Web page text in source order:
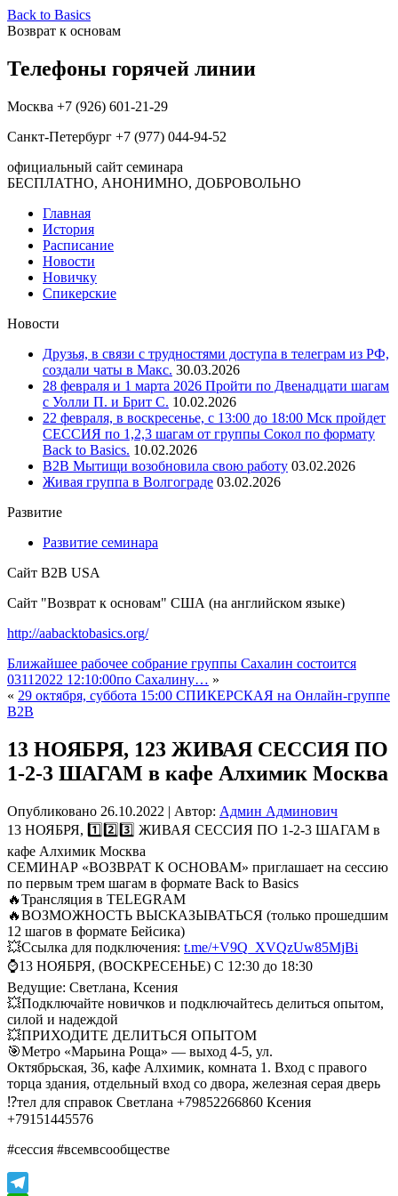
Back to Basics
Возврат к основам
Телефоны горячей линии
Москва +7 (926) 601-21-29
Санкт-Петербург +7 (977) 044-94-52
официальный сайт семинара
БЕСПЛАТНО, АНОНИМНО, ДОБРОВОЛЬНО
Главная
История
Расписание
Новости
Новичку
Спикерские
Новости
Друзья, в связи с трудностями доступа в телеграм из РФ,
создали чаты в Макс. 30.03.2026
28 февраля и 1 марта 2026 Пройти по Двенадцати шагам
с Уолли П. и Брит С. 10.02.2026
22 февраля, в воскресенье, с 13:00 до 18:00 Мск пройдет
СЕССИЯ по 1,2,3 шагам от группы Сокол по формату
Back to Basics. 10.02.2026
В2В Мытищи возобновила свою работу 03.02.2026
Живая группа в Волгограде 03.02.2026
Развитие
Развитие семинара
Сайт B2B USA
Сайт "Возврат к основам" США (на английском языке)
http://aabacktobasics.org/
Ближайшее рабочее собрание группы Сахалин состоится
03112022 12:10:00по Сахалину… »
« 29 октября, суббота 15:00 СПИКЕРСКАЯ на Онлайн-группе
В2В
13 НОЯБРЯ, 123 ЖИВАЯ СЕССИЯ ПО
1-2-3 ШАГАМ в кафе Алхимик Москва
Опубликовано 26.10.2022 | Автор: Админ Админович
13 НОЯБРЯ, 1️⃣2️⃣3️⃣ ЖИВАЯ СЕССИЯ ПО 1-2-3 ШАГАМ в
кафе Алхимик Москва
СЕМИНАР «ВОЗВРАТ К ОСНОВАМ» приглашает на сессию
по первым трем шагам в формате Back to Basics
🔥Трансляция в TELEGRAM
🔥ВОЗМОЖНОСТЬ ВЫСКАЗЫВАТЬСЯ (только прошедшим
12 шагов в формате Бейсика)
💥Ссылка для подключения: t.me/+V9Q_XVQzUw85MjBi
⌚️13 НОЯБРЯ, (ВОСКРЕСЕНЬЕ) С 12:30 до 18:30
Ведущие: Светлана, Ксения
💥Подключайте новичков и подключайтесь делиться опытом,
силой и надеждой
💥ПРИХОДИТЕ ДЕЛИТЬСЯ ОПЫТОМ
🎯Метро «Марьина Роща» — выход 4-5, ул.
Октябрьская, 36, кафе Алхимик, комната 1. Вход с правого
торца здания, отдельный вход со двора, железная серая дверь
⁉️тел для справок Светлана +79852266860 Ксения
+79151445576
#сессия #всемвсообществе